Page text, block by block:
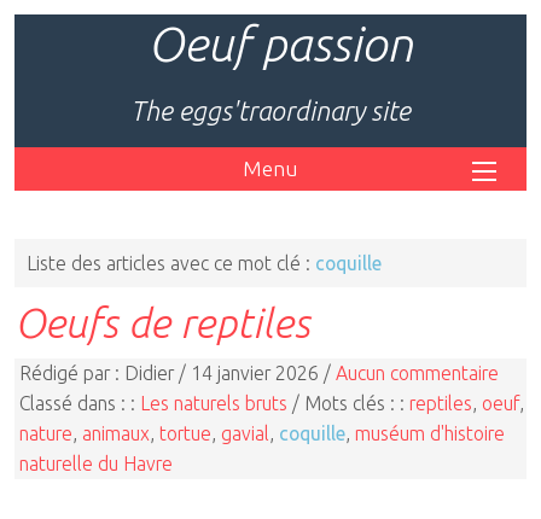
Oeuf passion
The eggs'traordinary site
Menu
Liste des articles avec ce mot clé : coquille
Oeufs de reptiles
Rédigé par : Didier / 14 janvier 2026 / Aucun commentaire
Classé dans : : Les naturels bruts / Mots clés : : reptiles oeuf,
nature animaux tortue gavial coquille muséum d'histoire
naturelle du Havre